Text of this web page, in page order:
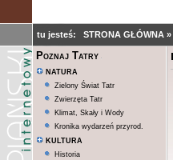
tu jesteś: STRONA GŁÓWNA »
Poznaj Tatry
NATURA
Zielony Świat Tatr
Zwierzęta Tatr
Klimat, Skały i Wody
Kronika wydarzeń przyrod.
KULTURA
Historia